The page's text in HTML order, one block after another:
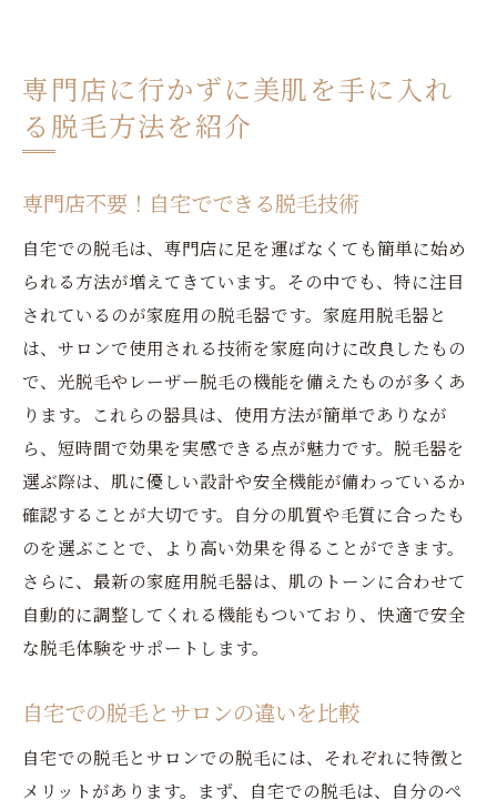
専門店に行かずに美肌を手に入れ
る脱毛方法を紹介
専門店不要！自宅でできる脱毛技術
自宅での脱毛は、専門店に足を運ばなくても簡単に始め
られる方法が増えてきています。その中でも、特に注目
されているのが家庭用の脱毛器です。家庭用脱毛器と
は、サロンで使用される技術を家庭向けに改良したもの
で、光脱毛やレーザー脱毛の機能を備えたものが多くあ
ります。これらの器具は、使用方法が簡単でありなが
ら、短時間で効果を実感できる点が魅力です。脱毛器を
選ぶ際は、肌に優しい設計や安全機能が備わっているか
確認することが大切です。自分の肌質や毛質に合ったも
のを選ぶことで、より高い効果を得ることができます。
さらに、最新の家庭用脱毛器は、肌のトーンに合わせて
自動的に調整してくれる機能もついており、快適で安全
な脱毛体験をサポートします。
自宅での脱毛とサロンの違いを比較
自宅での脱毛とサロンでの脱毛には、それぞれに特徴と
メリットがあります。まず、自宅での脱毛は、自分のペ